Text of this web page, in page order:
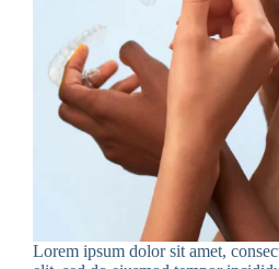
Lorem ipsum dolor sit amet,